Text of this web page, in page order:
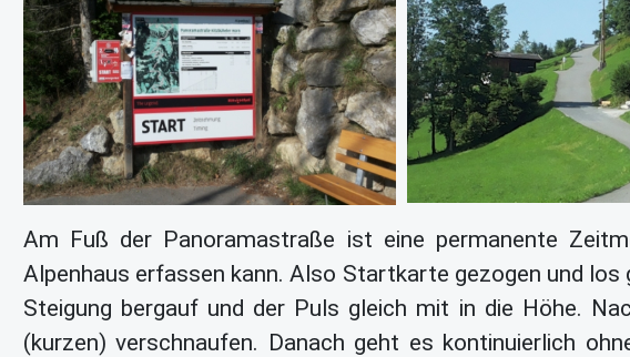
Am Fuß der Panoramastraße ist eine permanente
Alpenhaus erfassen kann. Also Startkarte gezogen und
Steigung bergauf und der Puls gleich mit in die Höhe.
(kurzen) verschnaufen. Danach geht es kontinuierlich